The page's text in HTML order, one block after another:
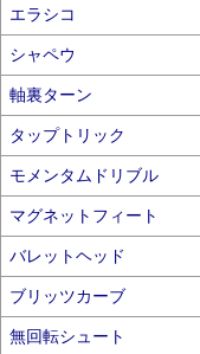
エラシコ
シャペウ
軸裏ターン
タップトリック
モメンタムドリブル
マグネットフィート
バレットヘッド
ブリッツカーブ
無回転シュート